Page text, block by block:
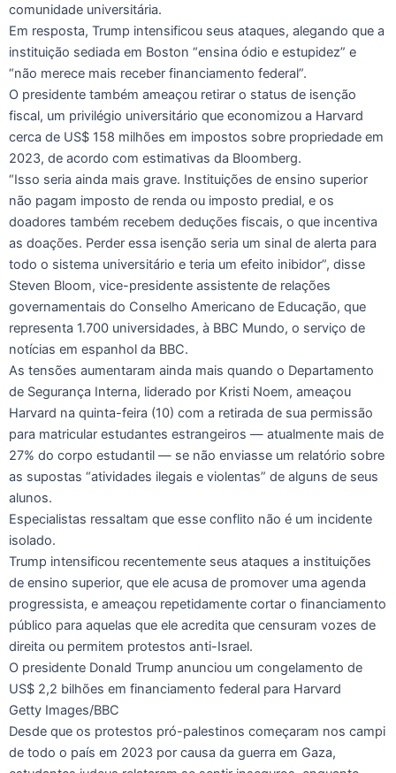
comunidade universitária.
Em resposta, Trump intensificou seus ataques, alegando que a
instituição sediada em Boston “ensina ódio e estupidez” e
“não merece mais receber financiamento federal”.
O presidente também ameaçou retirar o status de isenção
fiscal, um privilégio universitário que economizou a Harvard
cerca de US$ 158 milhões em impostos sobre propriedade em
2023, de acordo com estimativas da Bloomberg.
“Isso seria ainda mais grave. Instituições de ensino superior
não pagam imposto de renda ou imposto predial, e os
doadores também recebem deduções fiscais, o que incentiva
as doações. Perder essa isenção seria um sinal de alerta para
todo o sistema universitário e teria um efeito inibidor”, disse
Steven Bloom, vice-presidente assistente de relações
governamentais do Conselho Americano de Educação, que
representa 1.700 universidades, à BBC Mundo, o serviço de
notícias em espanhol da BBC.
As tensões aumentaram ainda mais quando o Departamento
de Segurança Interna, liderado por Kristi Noem, ameaçou
Harvard na quinta-feira (10) com a retirada de sua permissão
para matricular estudantes estrangeiros — atualmente mais de
27% do corpo estudantil — se não enviasse um relatório sobre
as supostas “atividades ilegais e violentas” de alguns de seus
alunos.
Especialistas ressaltam que esse conflito não é um incidente
isolado.
Trump intensificou recentemente seus ataques a instituições
de ensino superior, que ele acusa de promover uma agenda
progressista, e ameaçou repetidamente cortar o financiamento
público para aquelas que ele acredita que censuram vozes de
direita ou permitem protestos anti-Israel.
O presidente Donald Trump anunciou um congelamento de
US$ 2,2 bilhões em financiamento federal para Harvard
Getty Images/BBC
Desde que os protestos pró-palestinos começaram nos campi
de todo o país em 2023 por causa da guerra em Gaza,